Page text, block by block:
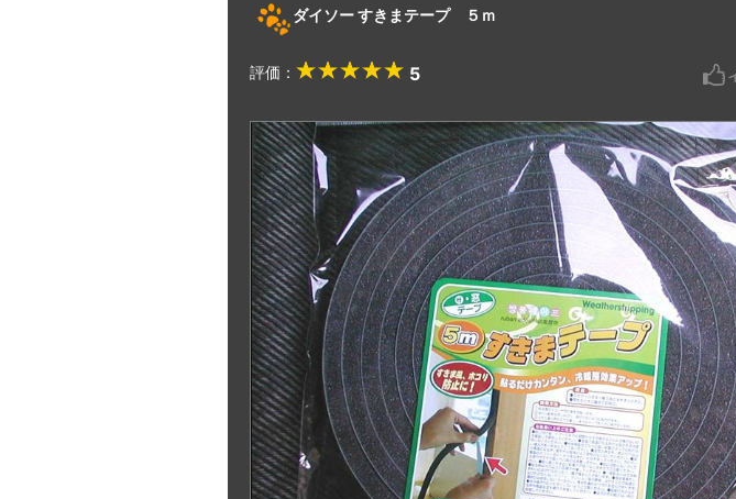
ダイソー すきまテープ ５ｍ
評価： 5